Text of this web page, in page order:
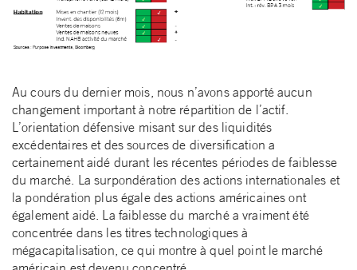
Au cours du dernier mois, nous n’avons apporté aucun
changement important à notre répartition de l’actif.
L’orientation défensive misant sur des liquidités
excédentaires et des sources de diversification a
certainement aidé durant les récentes périodes de faiblesse
du marché. La surpondération des actions internationales et
la pondération plus égale des actions américaines ont
également aidé. La faiblesse du marché a vraiment été
concentrée dans les titres technologiques à
mégacapitalisation, ce qui montre à quel point le marché